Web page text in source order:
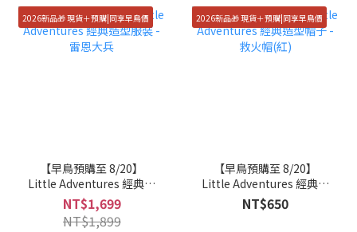
2026新品🎁 現貨＋預購|同享早鳥價
【早鳥預購至 8/20】
Little Adventures 經典造
型服裝 - 雷恩大兵
NT$1,699
NT$1,899
2026新品🎁 現貨＋預購|同享早鳥價
【早鳥預購至 8/20】
Little Adventures 經典造
型帽子 - 救火帽(紅)
NT$650